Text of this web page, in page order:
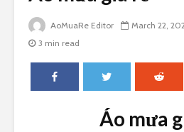
AoMuaRe Editor March 22,
3 min read
Áo mưa